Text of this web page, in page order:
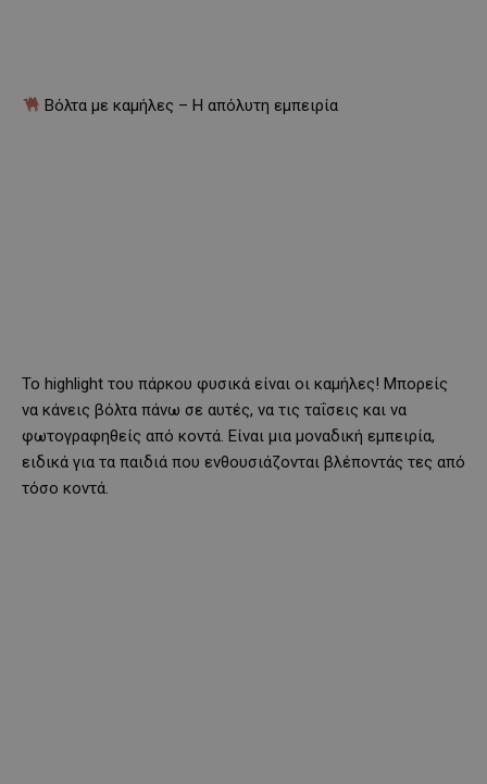
Βόλτα με καμήλες – Η απόλυτη εμπειρία
Το highlight του πάρκου φυσικά είναι οι καμήλες! Μπορείς
να κάνεις βόλτα πάνω σε αυτές, να τις ταΐσεις και να
φωτογραφηθείς από κοντά. Είναι μια μοναδική εμπειρία,
ειδικά για τα παιδιά που ενθουσιάζονται βλέποντάς τες από
τόσο κοντά.